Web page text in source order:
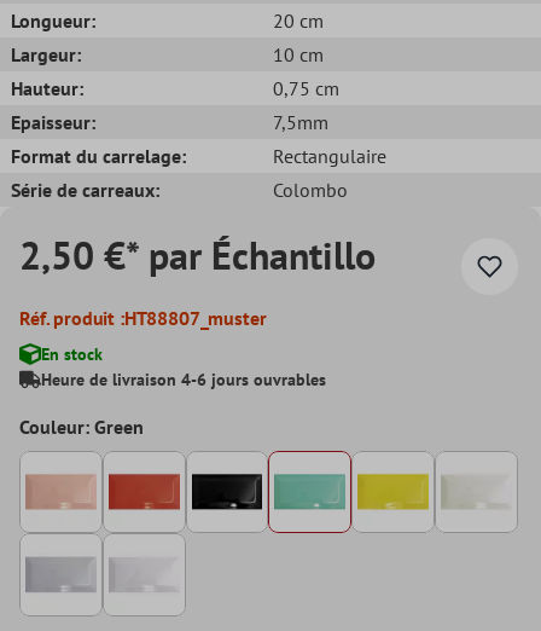
Longueur:
20 cm
Largeur:
10 cm
Hauteur:
0,75 cm
Epaisseur:
7,5mm
Format du carrelage:
Rectangulaire
Série de carreaux:
Colombo
2,50 €* par Échantillo
Réf. produit :HT88807_muster
En stock
Heure de livraison 4-6 jours ouvrables
Couleur: Green